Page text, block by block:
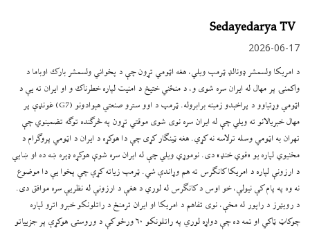
Sedayedarya TV
2026-06-17
د امریکا ولسمشر ډونالډ ټرمپ ویلي، هغه اټومي تړون چې د پخواني ولسمشر بارک اوباما د
واکمنۍ پر مهال له ایران سره شوی و، د منځني ختیځ د امنیت لپاره خطرناک و او ایران ته یې د
اټومي وړتیاوو د پراخېدو زمینه برابروله. ټرمپ د اوو سترو صنعتي هېوادونو (G7) غونډې پر
مهال خبریالانو ته ویلي چې له ایران سره نوی شوی موقتي تړون په څرګنده توګه تضمینوي چې
تهران به اټومي وسله ترلاسه نه کړي. هغه ټینګار کړی چې دا هوکړه د ایران د اټومي پروګرام د
مخنیوي لپاره یو «قوي خنډ» دی. نوموړي ویلي چې له ایران سره شوې هوکړه ډېره ښه ده او ښايي
د ارزونې لپاره د امریکا کانګرس ته هم وړاندې شي. ټرمپ زیاته کړې چې پخوا یې دا موضوع
نه وه په پام کې نیولې، خو اوس د کانګرس له لوري د هغې د ارزونې له نظریې سره موافق دی.
د رویټرز د راپور له مخې، نوی تفاهم د امریکا او ایران ترمنځ د راتلونکو خبرو اترو لپاره
چوکاټ ټاکي او تمه ده چې دواړه لوري په راتلونکو ۶۰ ورځو کې د وروستۍ هوکړې پر جزییاتو